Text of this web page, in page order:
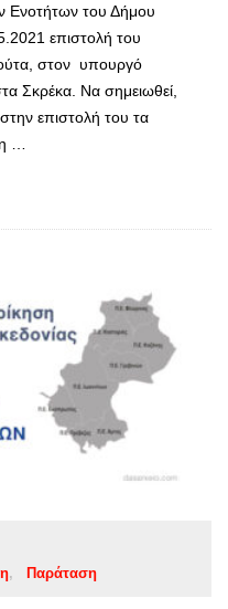
Ενοτήτων του Δήμου
επιστολή του
στον υπουργό
Σκρέκα. Να σημειωθεί,
επιστολή του τα
…
Παράταση